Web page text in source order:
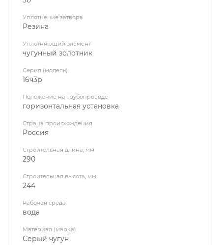
Уплотнение затвора
Резина
Уплотняющий элемент
чугунный золотник
Серия (модель)
16ч3р
Положение на трубопроводе
горизонтальная установка
Страна происхождения
Россия
Строительная длина, мм
290
Строительная высота, мм
244
Рабочая среда
вода
Материал (марка)
Серый чугун